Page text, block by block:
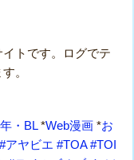
トです。ログでテ
。
・BL*Web漫画 *お
#アヤビエ #TOA #TOI